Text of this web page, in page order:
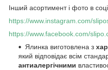
Інший асортимент і фото в
https://www.instagram.com/
https://www.facebook.com/
Ялинка виготовлена з
який відповідає всім
антиалергічними